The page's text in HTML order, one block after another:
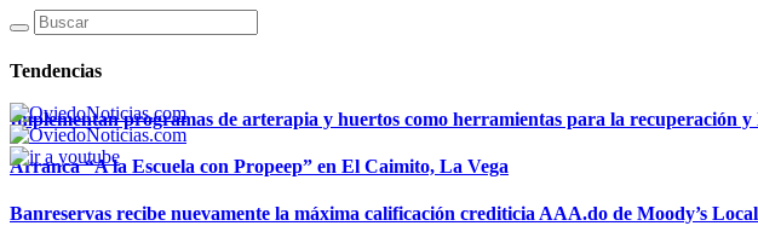
Tendencias
Implementan programas de arterapia y huertos como herramientas para la recuperación y
Arranca “A la Escuela con Propeep” en El Caimito, La Vega
Banreservas recibe nuevamente la máxima calificación crediticia AAA.do de Moody’s